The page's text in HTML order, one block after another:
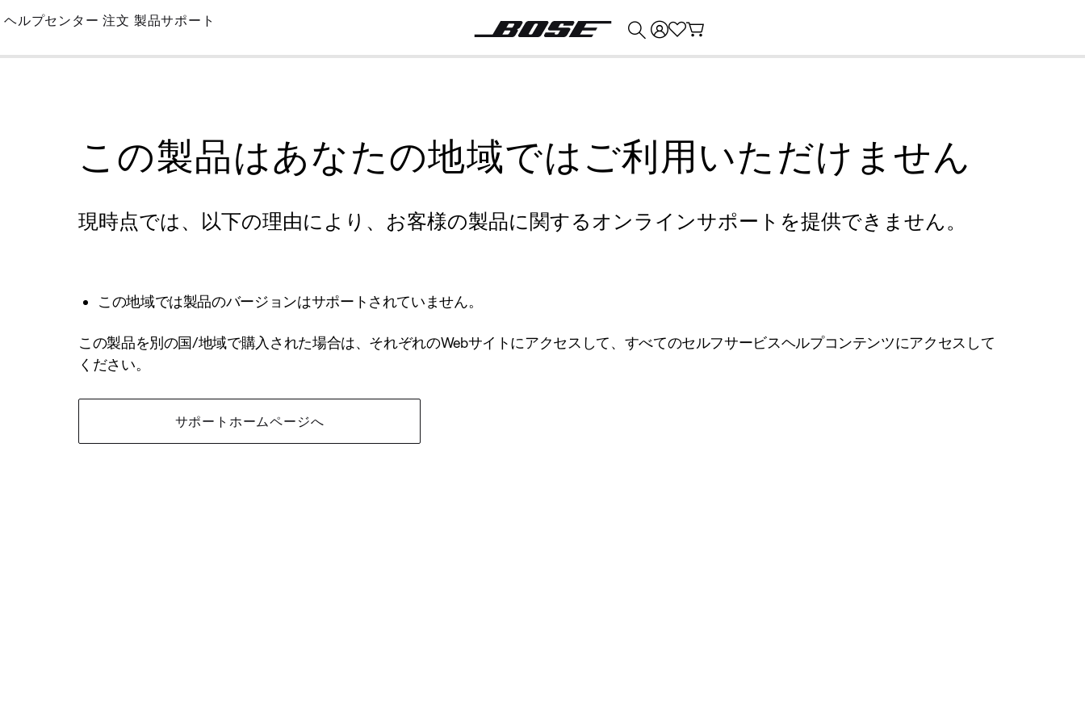
Skip
Main
ヘルプセンター 注文 製品サポート
この製品はあなたの地域ではご利用いただけません
現時点では、以下の理由により、お客様の製品に関するオンラインサポートを提供できません。
この地域では製品のバージョンはサポートされていません。
この製品を別の国/地域で購入された場合は、それぞれのWebサイトにアクセスして、すべてのセルフサービスヘルプコンテンツにアクセスして
ください。
サポートホームページへ